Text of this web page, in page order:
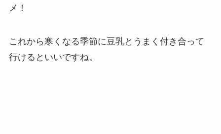
メ！
これから寒くなる季節に豆乳とうまく付き合って
行けるといいですね。